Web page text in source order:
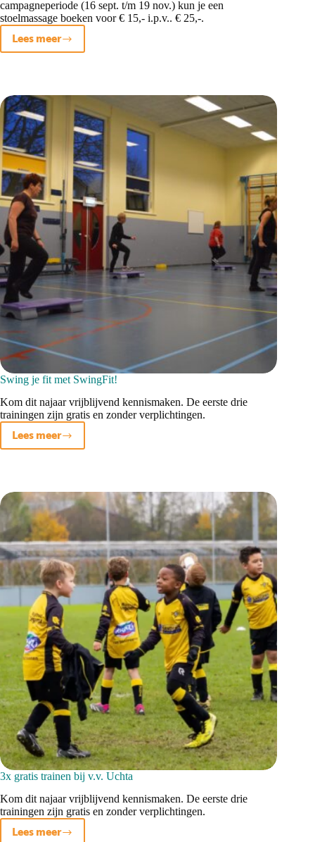
campagneperiode (16 sept. t/m 19 nov.) kun je een
stoelmassage boeken voor € 15,- i.p.v.. € 25,-.
Lees meer
ACTIE!
Chinese
Swing je fit met SwingFit!
Kom dit najaar vrijblijvend kennismaken. De eerste drie
trainingen zijn gratis en zonder verplichtingen.
Lees meer
Swing
je
SwingFit!
3x gratis trainen bij v.v. Uchta
Kom dit najaar vrijblijvend kennismaken. De eerste drie
trainingen zijn gratis en zonder verplichtingen.
Lees meer
3x